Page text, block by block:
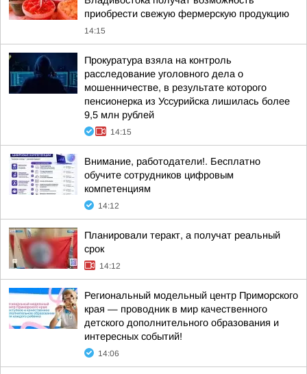
приобрести свежую фермерскую продукцию
14:15
Прокуратура взяла на контроль
расследование уголовного дела о
мошенничестве, в результате которого
пенсионерка из Уссурийска лишилась более
9,5 млн рублей
14:15
Внимание, работодатели!. Бесплатно
обучите сотрудников цифровым
компетенциям
14:12
Планировали теракт, а получат реальный
срок
14:12
Региональный модельный центр Приморского
края — проводник в мир качественного
детского дополнительного образования и
интересных событий!
14:06